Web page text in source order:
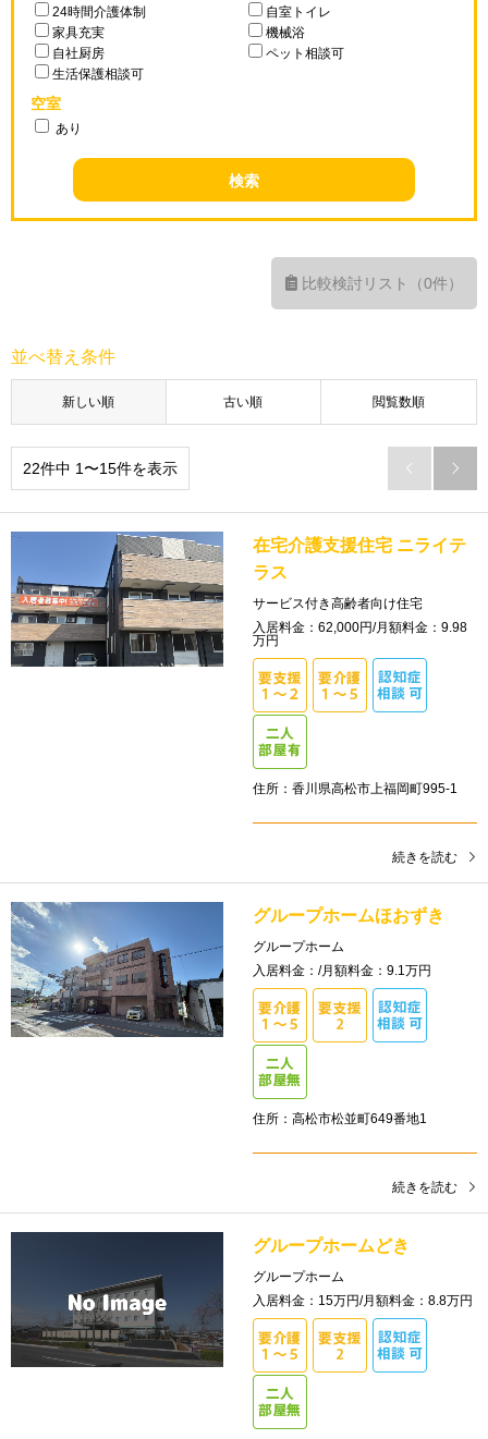
24時間介護体制
自室トイレ
家具充実
機械浴
自社厨房
ペット相談可
生活保護相談可
空室
あり
比較検討リスト（0件）
並べ替え条件
新しい順 古い順 閲覧数順
22件中 1〜15件を表示  
在宅介護支援住宅 ニライテ
ラス
サービス付き高齢者向け住宅
入居料金：62,000円/月額料金：9.98
万円
住所：香川県高松市上福岡町995-1
続きを読む
グループホームほおずき
グループホーム
入居料金：/月額料金：9.1万円
住所：高松市松並町649番地1
続きを読む
グループホームどき
グループホーム
入居料金：15万円/月額料金：8.8万円